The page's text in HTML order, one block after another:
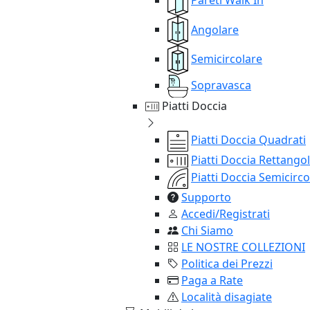
Angolare
Semicircolare
Sopravasca
Piatti Doccia
Piatti Doccia Quadrati
Piatti Doccia
Piatti Doccia
Supporto
Accedi/Registrati
Chi Siamo
LE NOSTRE COLLEZIONI
Politica dei Prezzi
Paga a Rate
Località disagiate